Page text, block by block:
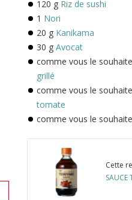
120 g Riz de sushi
1 Nori
20 g Kanikama
30 gAvocat
comme vous le
grillé
comme vous le
tomate
comme vous le
Cette
SAUCE